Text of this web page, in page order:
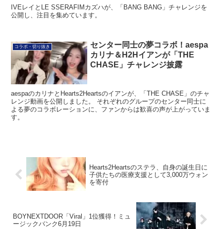
IVEレイとLE SSERAFIMカズハが、「BANG BANG」チャレンジを
公開し、注目を集めています。
コラボ・切り抜き
センター同士の夢コラボ！aespa
カリナ＆H2Hイアンが「THE
CHASE」チャレンジ披露
aespaのカリナとHearts2Heartsのイアンが、「THE CHASE」のチャ
レンジ動画を公開しました。 それぞれのグループのセンター同士に
よる夢のコラボレーションに、ファンからは歓喜の声が上がっていま
す。
Hearts2Heartsのステラ、自身の誕生日に
子供たちの医療支援として3,000万ウォン
を寄付
BOYNEXTDOOR「Viral」1位獲得！ミュ
ージックバンク6月19日